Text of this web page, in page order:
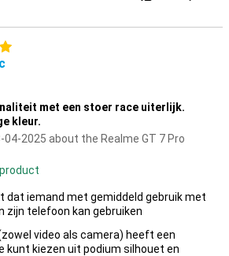
met een stoer race uiterlijk.
kleur.
2025 about the Realme GT 7 Pro
dat iemand met gemiddeld gebruik met
zijn telefoon kan gebruiken
video als camera) heeft een
kunt kiezen uit podium silhouet en